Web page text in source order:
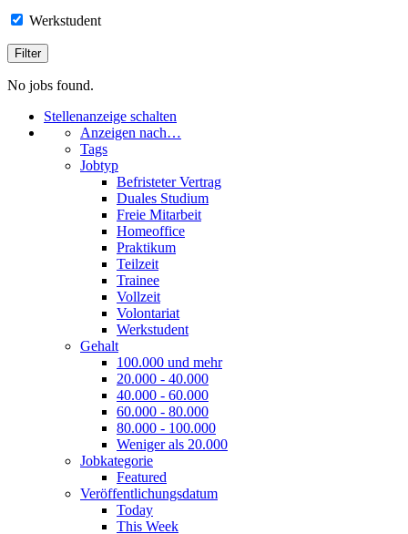
Werkstudent
No jobs found.
Stellenanzeige schalten
Anzeigen nach…
Tags
Jobtyp
Befristeter Vertrag
Duales Studium
Freie Mitarbeit
Homeoffice
Praktikum
Teilzeit
Trainee
Vollzeit
Volontariat
Werkstudent
Gehalt
100.000 und mehr
20.000 - 40.000
40.000 - 60.000
60.000 - 80.000
80.000 - 100.000
Weniger als 20.000
Jobkategorie
Featured
Veröffentlichungsdatum
Today
This Week